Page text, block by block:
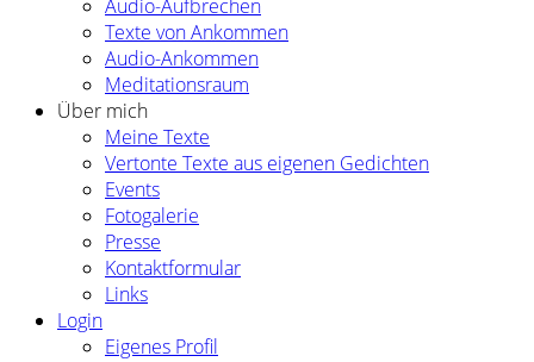
Audio-Aufbrechen
Texte von Ankommen
Audio-Ankommen
Meditationsraum
Über mich
Meine Texte
Vertonte Texte aus eigenen Gedichten
Events
Fotogalerie
Presse
Kontaktformular
Links
Login
Eigenes Profil